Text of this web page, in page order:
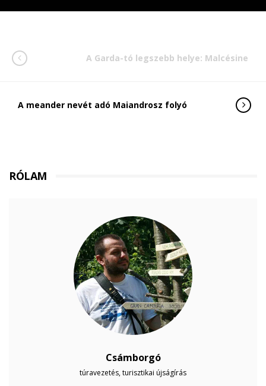
A Garda-tó legszebb helye: Malcésine
A meander nevét adó Maiandrosz folyó
RÓLAM
Csámborgó
túravezetés, turisztikai újságírás